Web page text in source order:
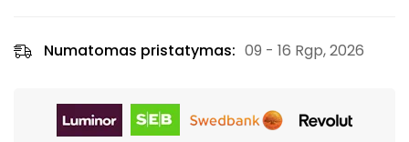
Numatomas pristatymas: 09 - 16 Rgp, 2026